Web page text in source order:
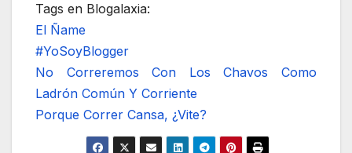
Tags en Blogalaxia:
El Ñame
#YoSoyBlogger
No Correremos Con Los Chavos Como
Ladrón Común Y Corriente
Porque Correr Cansa, ¿Vite?